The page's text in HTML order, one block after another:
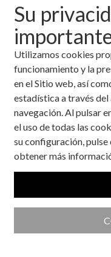
Su
Utilizamos cookies
funcionamiento y la
en el Sitio web, así
estadística a través del
navegación. Al pulsar
el uso de todas las
su configuración,
obtener más
Realizada por
En curso
sobre
ahora.